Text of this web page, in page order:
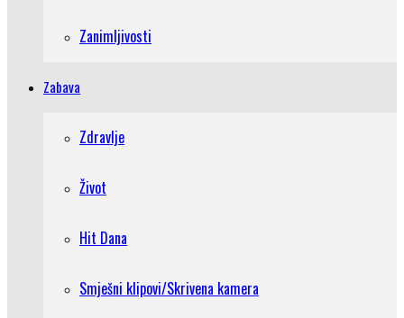
Zanimljivosti
Zabava
Zdravlje
Život
Hit Dana
Smješni klipovi/Skrivena kamera